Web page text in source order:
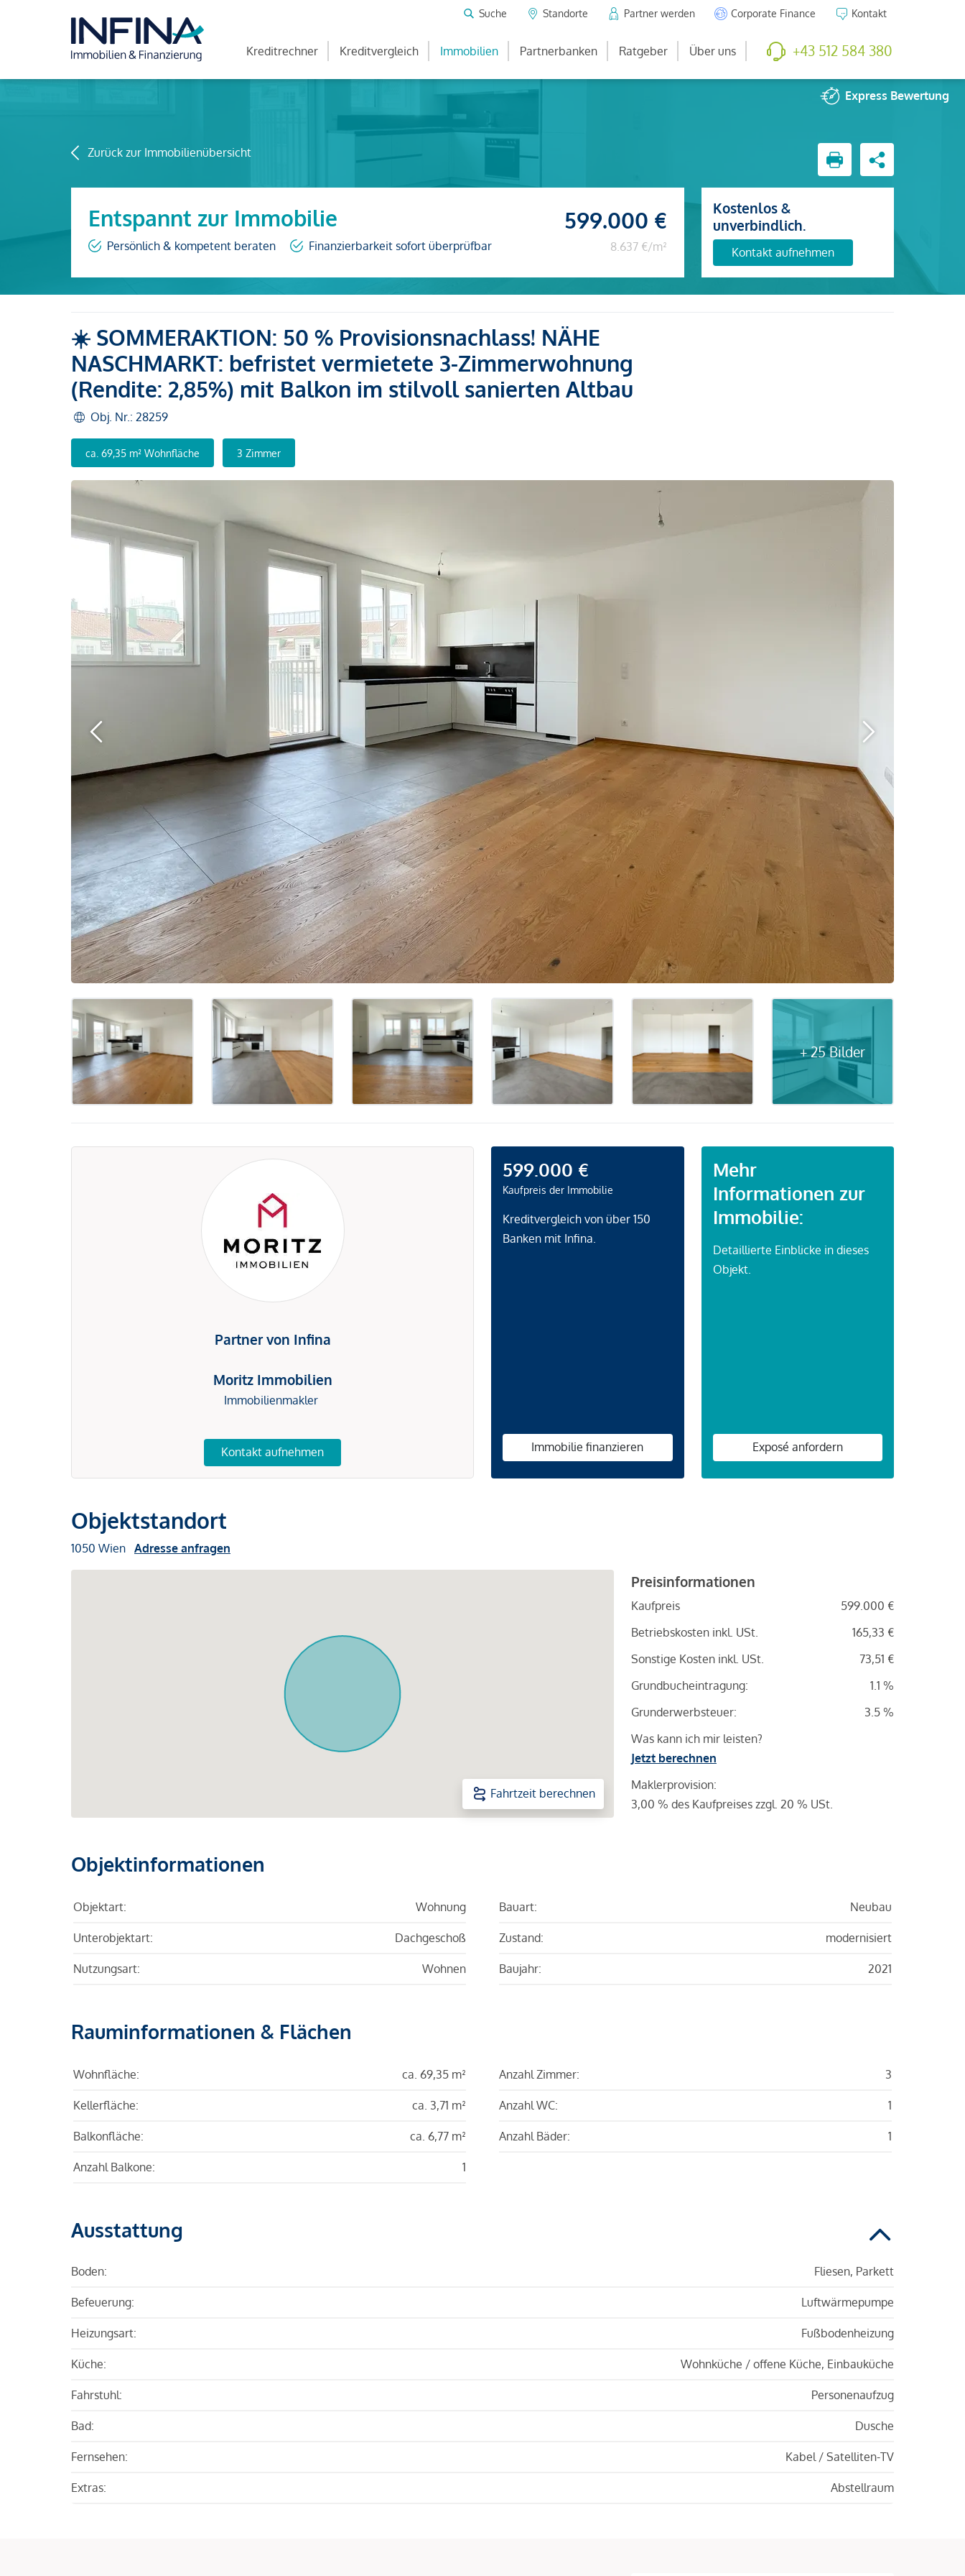
Suche Standorte Partner werden Corporate Finance Kontakt
Kreditrechner Kreditvergleich Immobilien Partnerbanken Ratgeber Über uns +43 512 584 380
Express Bewertung
Zurück zur Immobilienübersicht
Entspannt zur Immobilie
Persönlich & kompetent beraten Finanzierbarkeit sofort überprüfbar
599.000 €
8.637 €/m²
Kostenlos &
unverbindlich.
Kontakt aufnehmen
+ 25 Bilder
☀️ SOMMERAKTION: 50 % Provisionsnachlass! NÄHE
NASCHMARKT: befristet vermietete 3-Zimmerwohnung
(Rendite: 2,85%) mit Balkon im stilvoll sanierten Altbau
Obj. Nr.: 28259
ca. 69,35 m² Wohnfläche 3 Zimmer
Partner von Infina
Moritz Immobilien
Immobilienmakler
Kontakt aufnehmen
599.000 €
Kaufpreis der Immobilie
Kreditvergleich von über 150
Banken mit Infina.
Immobilie finanzieren
Mehr
Informationen zur
Immobilie:
Detaillierte Einblicke in dieses
Objekt.
Exposé anfordern
Objektstandort
1050 Wien Adresse anfragen
Fahrtzeit berechnen
Preisinformationen
Kaufpreis
599.000 €
Betriebskosten inkl. USt.
165,33 €
Sonstige Kosten inkl. USt.
73,51 €
Grundbucheintragung:
1.1 %
Grunderwerbsteuer:
3.5 %
Was kann ich mir leisten?
Jetzt berechnen
Maklerprovision:
3,00 % des Kaufpreises zzgl. 20 % USt.
Objektinformationen
Objektart: Wohnung
Unterobjektart: Dachgeschoß
Nutzungsart: Wohnen
Bauart: Neubau
Zustand: modernisiert
Baujahr: 2021
Rauminformationen & Flächen
Wohnfläche: ca. 69,35 m²
Kellerfläche: ca. 3,71 m²
Balkonfläche: ca. 6,77 m²
Anzahl Balkone: 1
Anzahl Zimmer: 3
Anzahl WC: 1
Anzahl Bäder: 1
Ausstattung
Boden: Fliesen, Parkett
Befeuerung: Luftwärmepumpe
Heizungsart: Fußbodenheizung
Küche: Wohnküche / offene Küche, Einbauküche
Fahrstuhl: Personenaufzug
Bad: Dusche
Fernsehen: Kabel / Satelliten-TV
Extras: Abstellraum